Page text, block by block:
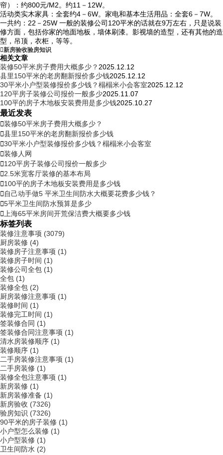
帘）：约800元/M2。约11－12W。
活动类实木家具：全套约4－6W。家电和基本生活用品：全套6－7W。
一共约：22－25W 一般的装修公司120平米的话就在9万左右，只是说装
修方面，包括你家的地面地板，墙体刷漆。影视墙的造型，还有其他的造
型，吊顶，衣柜，等等。
新房验收验房知识
相关文章
装修50平米房子费用大概多少？ 2025.12.12
县里150平米的老房翻新报价多少钱2025.12.12
30平米小户型装修报价多少钱？榻榻米小会客室2025.12.12
120平房子装修公司报价一般多少2025.11.07
100平的房子木地板安装费用是多少钱2025.10.27
最近发表
装修50平米房子费用大概多少？
县里150平米的老房翻新报价多少钱
30平米小户型装修报价多少钱？榻榻米小会客室
装修人网
120平房子装修公司报价一般多少
2.5米宽客厅装修的基本布局
100平的房子木地板安装费用是多少钱
自己动手做5 平米卫生间防水大概要花费多少钱？
5平米卫生间防水预算是多少
 上海65平米房间开荒保洁费大概要多少钱
标签列表
装修注意事项 (3079)
厨房装修 (4)
装修房子注意事项 (1)
装修房子时间 (1)
装修公司全包 (1)
全包 (1)
装修全包 (2)
厨房装修注意事项 (1)
装修时间 (1)
装修完工时间 (1)
签装修合同 (1)
签装修合同注意事项 (1)
清水房装修顺序 (1)
装修顺序 (1)
二手房装修注意事项 (1)
二手房装修 (1)
装修全包注意事项 (1)
新房装修 (1)
新房装修准备 (1)
新房验收 (7326)
验房知识 (7326)
90平米的房子装修 (1)
小户型怎么装修 (1)
小户型装修 (1)
卫生间防水 (2)